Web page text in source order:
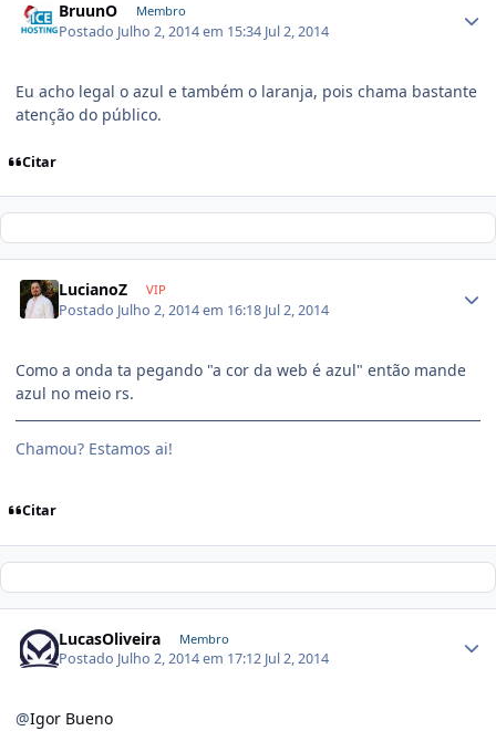
BruunO Membro
Postado Julho 2, 2014 em 15:34 Jul 2, 2014
Eu acho legal o azul e também o laranja, pois chama bastante
atenção do público.
Citar
LucianoZ VIP
Postado Julho 2, 2014 em 16:18 Jul 2, 2014
Como a onda ta pegando "a cor da web é azul" então mande
azul no meio rs.
Chamou? Estamos ai!
Citar
LucasOliveira Membro
Postado Julho 2, 2014 em 17:12 Jul 2, 2014
@Igor Bueno